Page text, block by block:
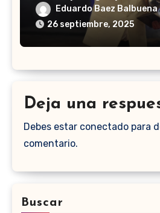
Eduardo Baez Balbuena
26 septiembre, 2025
Deja una
Debes estar conectado para
comentario.
Buscar